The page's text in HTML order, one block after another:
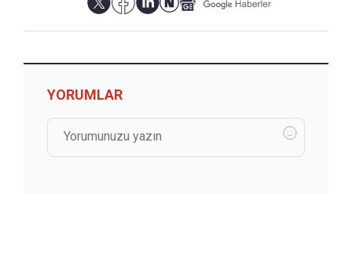
YORUMLAR